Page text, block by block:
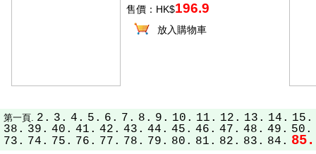
售價：HK$196.9
放入購物車
第一頁. 2. 3. 4. 5. 6. 7. 8. 9. 10. 11. 12. 13. 14. 15.
38. 39. 40. 41. 42. 43. 44. 45. 46. 47. 48. 49. 50.
73. 74. 75. 76. 77. 78. 79. 80. 81. 82. 83. 84. 85.